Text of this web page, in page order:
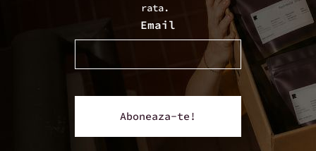
rata.
Email